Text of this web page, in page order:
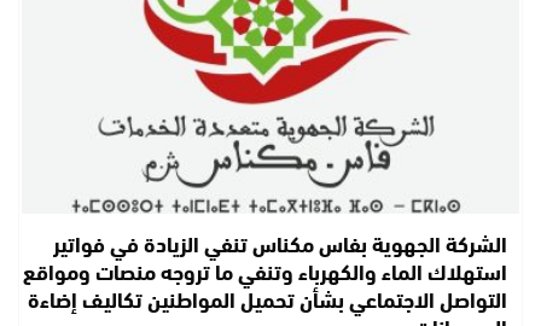
الشركة الجهوية بفاس مكناس تنفي الزيادة في فواتير
استهلاك الماء والكهرباء وتنفي ما تروجه منصات ومواقع
التواصل الاجتماعي بشأن تحميل المواطنين تكاليف إضاءة